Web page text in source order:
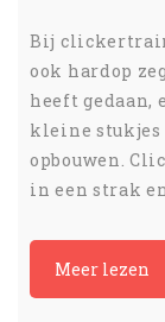
Bij
ook hardop
heeft
kleine stukjes
opbouwen.
in een strak
Meer lezen